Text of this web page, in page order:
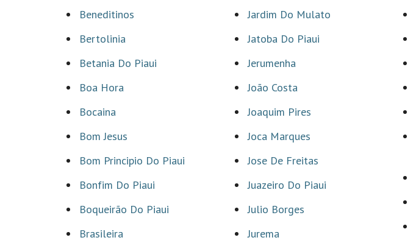
Beneditinos
Bertolinia
Betania Do Piaui
Boa Hora
Bocaina
Bom Jesus
Bom Principio Do Piaui
Bonfim Do Piaui
Boqueirão Do Piaui
Brasileira
Jardim Do Mulato
Jatoba Do Piaui
Jerumenha
João Costa
Joaquim Pires
Joca Marques
Jose De Freitas
Juazeiro Do Piaui
Julio Borges
Jurema